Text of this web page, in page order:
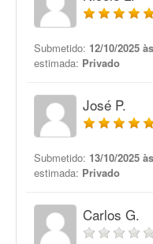
Submetido: 12/10/2025
estimada: Privado
José P.
Submetido: 13/10/2025
estimada: Privado
Carlos G.